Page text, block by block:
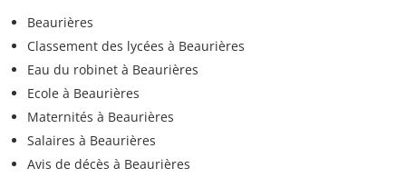
Beaurières
Classement des lycées à Beaurières
Eau du robinet à Beaurières
Ecole à Beaurières
Maternités à Beaurières
Salaires à Beaurières
Avis de décès à Beaurières